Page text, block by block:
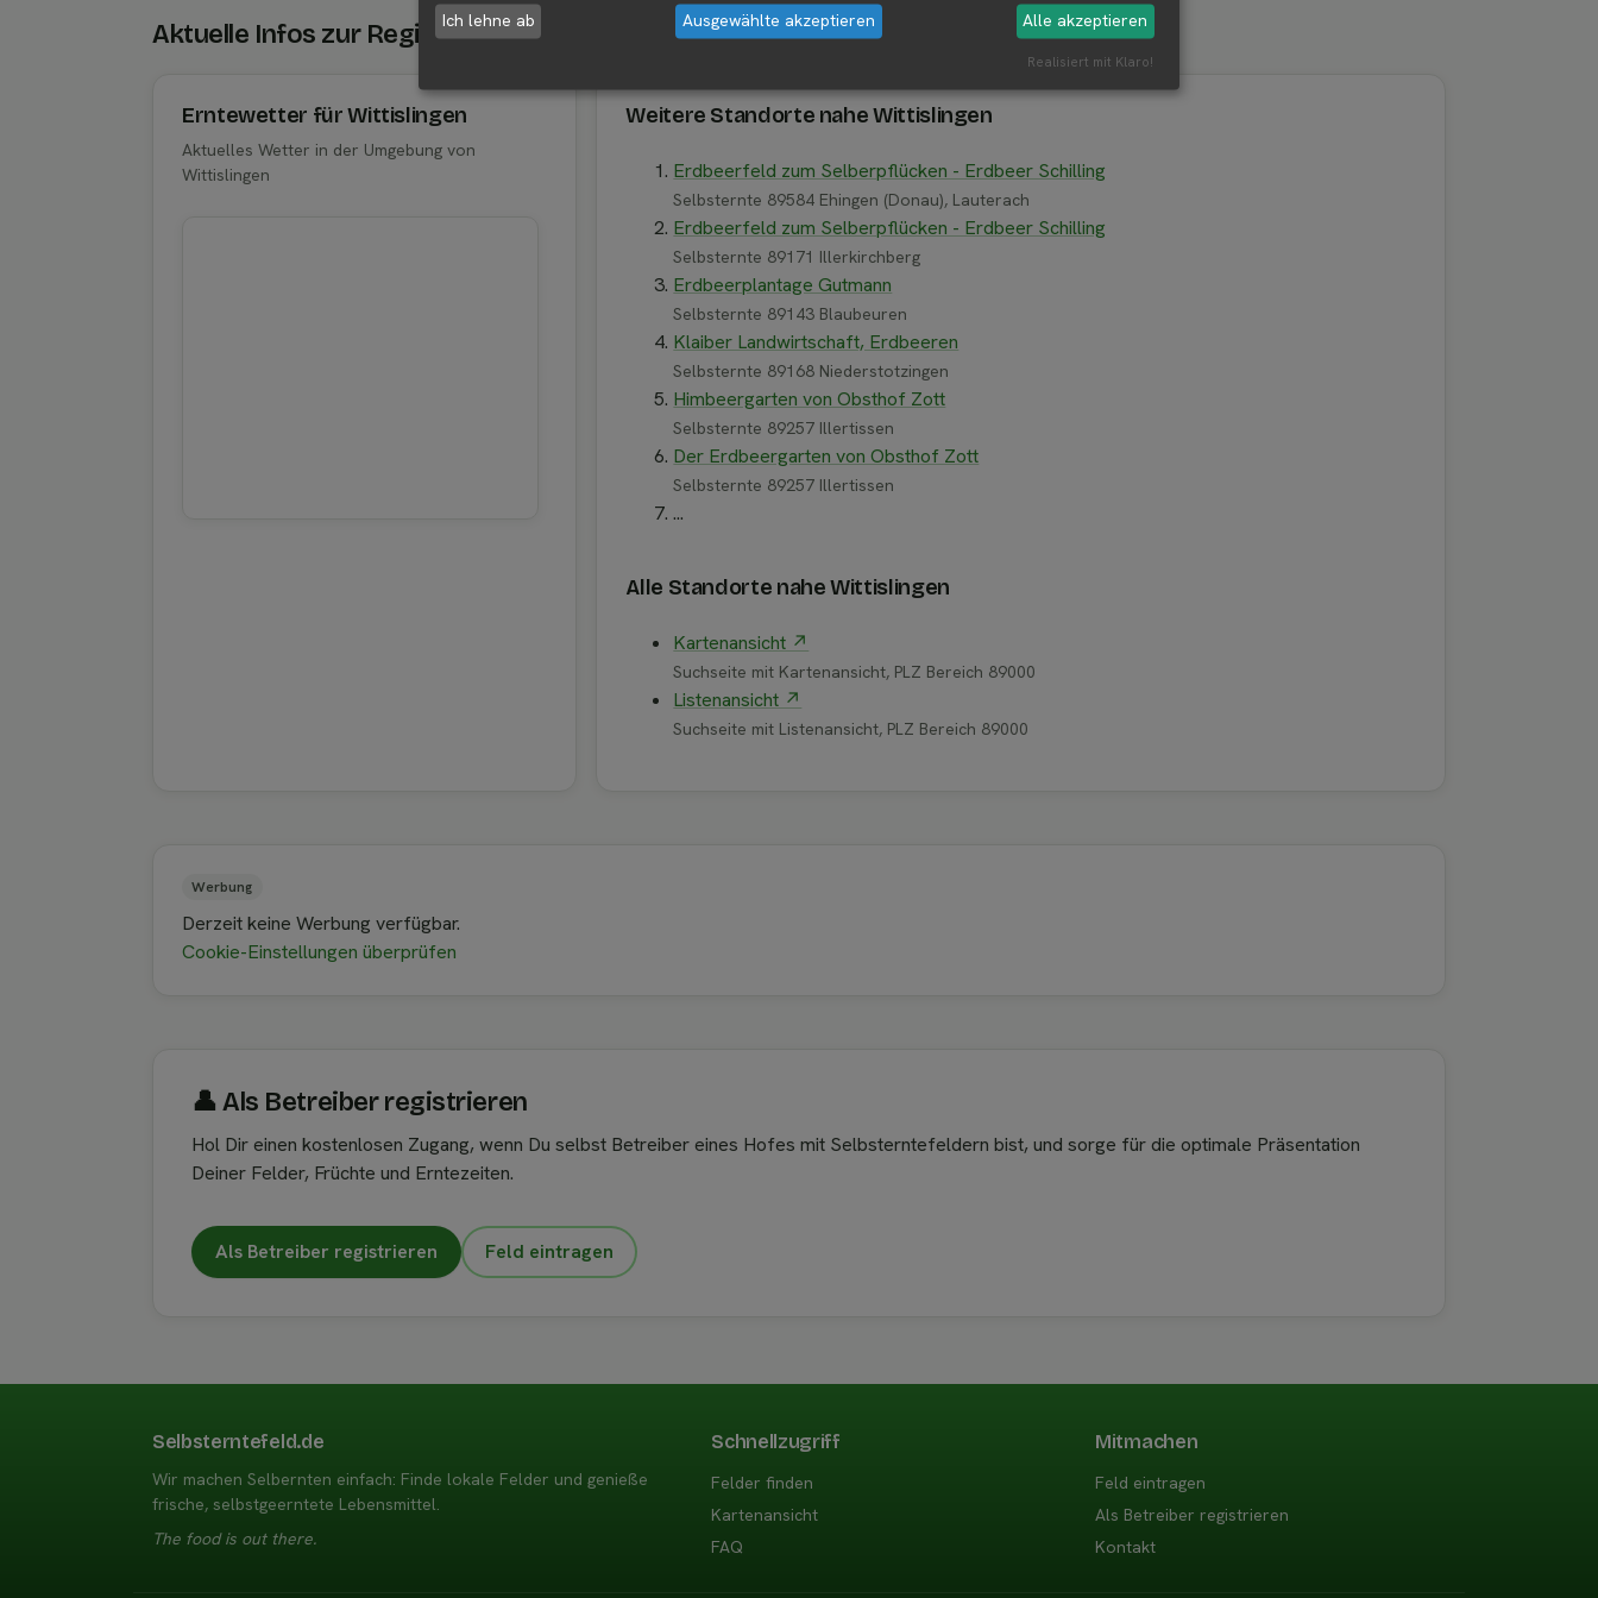
Aktuelle Infos zur Region 89426 Wittislingen
Erntewetter für Wittislingen
Aktuelles Wetter in der Umgebung von
Wittislingen
Weitere Standorte nahe Wittislingen
Erdbeerfeld zum Selberpflücken - Erdbeer Schilling
Selbsternte 89584 Ehingen (Donau), Lauterach
Erdbeerfeld zum Selberpflücken - Erdbeer Schilling
Selbsternte 89171 Illerkirchberg
Erdbeerplantage Gutmann
Selbsternte 89143 Blaubeuren
Klaiber Landwirtschaft, Erdbeeren
Selbsternte 89168 Niederstotzingen
Himbeergarten von Obsthof Zott
Selbsternte 89257 Illertissen
Der Erdbeergarten von Obsthof Zott
Selbsternte 89257 Illertissen
...
Alle Standorte nahe Wittislingen
Kartenansicht ↗
Suchseite mit Kartenansicht, PLZ Bereich 89000
Listenansicht ↗
Suchseite mit Listenansicht, PLZ Bereich 89000
Werbung
Derzeit keine Werbung verfügbar.
Cookie-Einstellungen überprüfen
👤︎ Als Betreiber registrieren
Hol Dir einen kostenlosen Zugang, wenn Du selbst Betreiber eines Hofes mit Selbsterntefeldern bist, und sorge für die optimale Präsentation
Deiner Felder, Früchte und Erntezeiten.
Als Betreiber registrieren Feld eintragen
Selbsterntefeld.de
Wir machen Selbernten einfach: Finde lokale Felder und genieße
frische, selbstgeerntete Lebensmittel.
The food is out there.
Schnellzugriff
Felder finden
Kartenansicht
FAQ
Mitmachen
Feld eintragen
Als Betreiber registrieren
Kontakt
Ich lehne ab Ausgewählte akzeptieren Alle akzeptieren
Realisiert mit Klaro!